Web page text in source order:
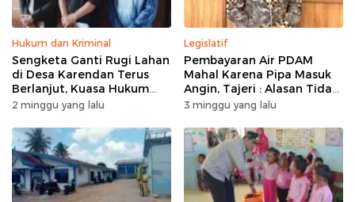
Hukum dan Kriminal
Sengketa Ganti Rugi Lahan
di Desa Karendan Terus
Berlanjut, Kuasa Hukum
Ajukan Kasasi
2 minggu yang lalu
Legislatif
Pembayaran Air PDAM
Mahal Karena Pipa Masuk
Angin, Tajeri : Alasan Tidak
Masuk Akal
3 minggu yang lalu